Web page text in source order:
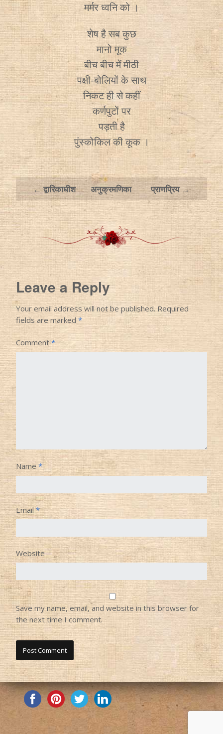
मर्मर ध्वनि को ।
शेष है सब कुछ
मानो मूक
बीच बीच में मीठी
पक्षी-बोलियों के साथ
निकट ही से कहीं
कर्णपुटों पर
पड़ती है
पुंस्कोकिल की कूक ।
← द्वारिकाधीश अनुक्रमणिका प्राणप्रिय →
Leave a Reply
Your email address will not be published. Required
fields are marked*
Comment*
Name *
Email*
Website
Save my name, email, and website in this browser for
the next time I comment.